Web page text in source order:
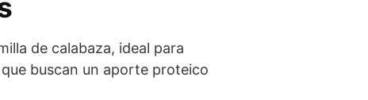
de calabaza, ideal para
buscan un aporte proteico